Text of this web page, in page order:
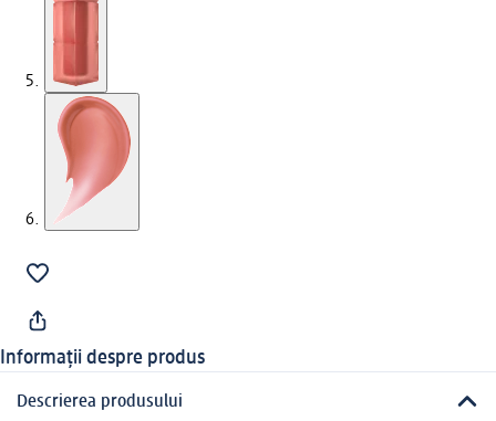
Informații despre produs
Descrierea produsului